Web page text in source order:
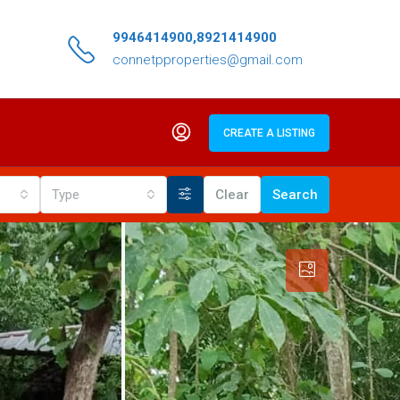
9946414900,8921414900
connetpproperties@gmail.com
CREATE A LISTING
Type Clear Search